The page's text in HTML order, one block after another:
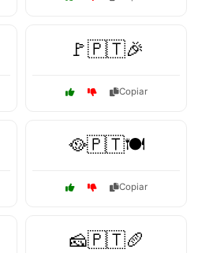
🚩🇵🇹🎉
Copiar
🥘🇵🇹🍽️
Copiar
🧀🇵🇹🥖